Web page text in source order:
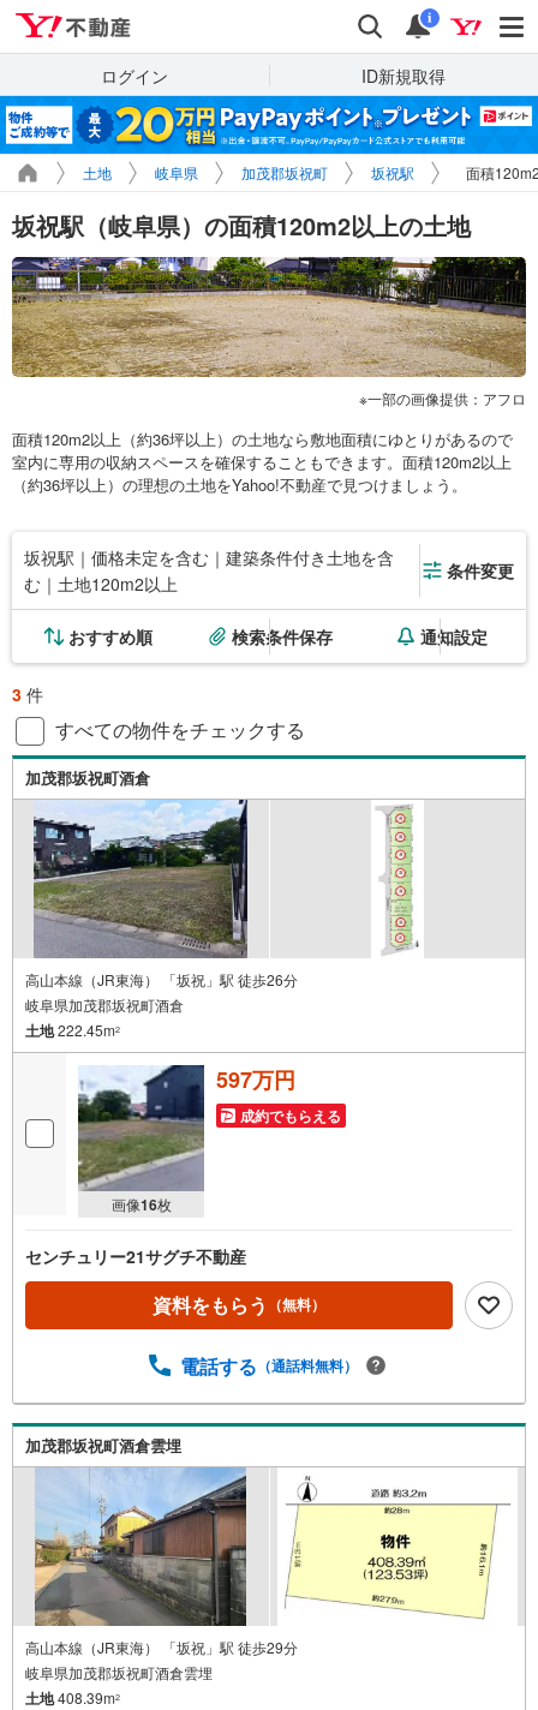
検索 通知
i
ログイン ID新規取得
土地 岐阜県 加茂郡坂祝町 坂祝駅 面積
坂祝駅（岐阜県）の面積120m2以上の土地
一部の画像提供：アフロ
面積120m2以上（約36坪以上）の土地なら敷地面積にゆとりがあるので
室内に専用の収納スペースを確保することもできます。面積120m2以上
（約36坪以上）の理想の土地をYahoo!不動産で見つけましょう。
坂祝駅｜価格未定を含む｜建築条件付き土地を含
む｜土地120m2以上
条件変更
おすすめ順 検索条件保存 通知設定
3 件
すべての物件をチェックする
加茂郡坂祝町酒倉
高山本線（JR東海） 「坂祝」駅 徒歩26分
岐阜県加茂郡坂祝町酒倉
土地222.45m2
画像16枚
597万円
成約でもらえる
センチュリー21サグチ不動産
資料をもらう （無料）
電話する （通話料無料）
加茂郡坂祝町酒倉雲埋
高山本線（JR東海） 「坂祝」駅 徒歩29分
岐阜県加茂郡坂祝町酒倉雲埋
土地408.39m2